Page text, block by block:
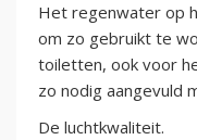
Het regenwater op
om zo gebruikt te
toiletten, ook voor
zo nodig aangevuld
De luchtkwaliteit.